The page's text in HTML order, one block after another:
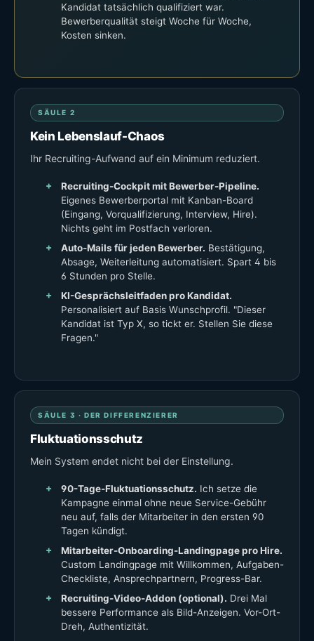
Kandidat tatsächlich qualifiziert war.
Bewerberqualität steigt Woche für Woche,
Kosten sinken.
SÄULE 2
Kein Lebenslauf-Chaos
Ihr Recruiting-Aufwand auf ein Minimum reduziert.
Recruiting-Cockpit mit Bewerber-Pipeline.
Eigenes Bewerberportal mit Kanban-Board
(Eingang, Vorqualifizierung, Interview, Hire).
Nichts geht im Postfach verloren.
Auto-Mails für jeden Bewerber. Bestätigung,
Absage, Weiterleitung automatisiert. Spart 4 bis
6 Stunden pro Stelle.
KI-Gesprächsleitfaden pro Kandidat.
Personalisiert auf Basis Wunschprofil. "Dieser
Kandidat ist Typ X, so tickt er. Stellen Sie diese
Fragen."
SÄULE 3 · DER DIFFERENZIERER
Fluktuationsschutz
Mein System endet nicht bei der Einstellung.
90-Tage-Fluktuationsschutz. Ich setze die
Kampagne einmal ohne neue Service-Gebühr
neu auf, falls der Mitarbeiter in den ersten 90
Tagen kündigt.
Mitarbeiter-Onboarding-Landingpage pro Hire.
Custom Landingpage mit Willkommen, Aufgaben-
Checkliste, Ansprechpartnern, Progress-Bar.
Recruiting-Video-Addon (optional). Drei Mal
bessere Performance als Bild-Anzeigen. Vor-Ort-
Dreh, Authentizität.